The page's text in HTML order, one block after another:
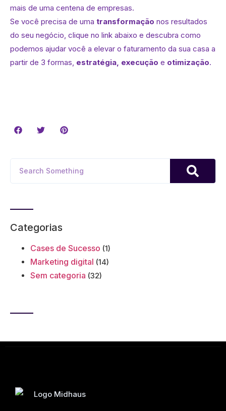
mais de uma centena de empresas.
Se você precisa de uma transformação nos resultados
do seu negócio, clique no link abaixo e descubra como
podemos ajudar você a elevar o faturamento da sua casa a
partir de 3 formas, estratégia, execução e otimização.
Categorias
Cases de Sucesso (1)
Marketing digital (14)
Sem categoria (32)